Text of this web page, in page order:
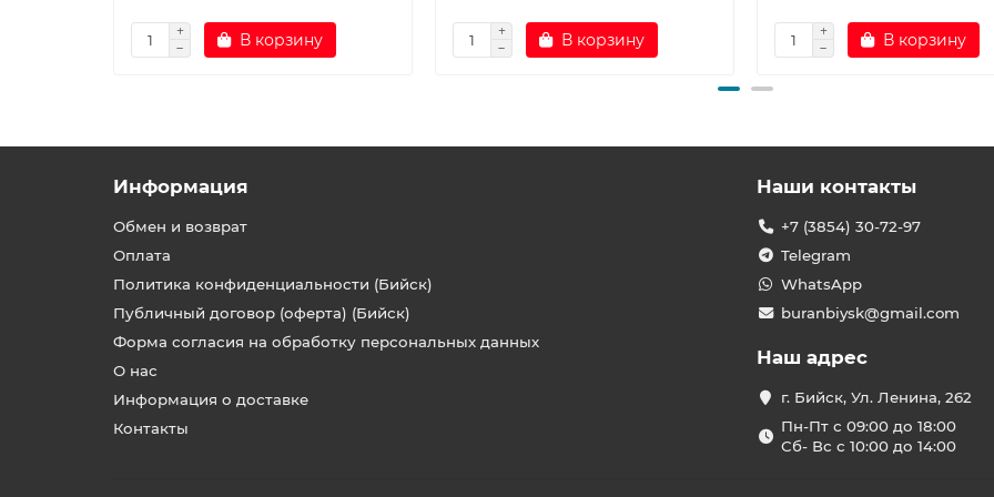
В корзину В корзину В корзину
Информация
Обмен и возврат
Оплата
Политика конфиденциальности (Бийск)
Публичный договор (оферта) (Бийск)
Форма согласия на обработку персональных данных
О нас
Информация о доставке
Контакты
Наши контакты
+7 (3854) 30-72-97
Telegram
WhatsApp
buranbiysk@gmail.com
Наш адрес
г. Бийск, Ул. Ленина, 262
Пн-Пт с 09:00 до 18:00
Сб- Вс с 10:00 до 14:00